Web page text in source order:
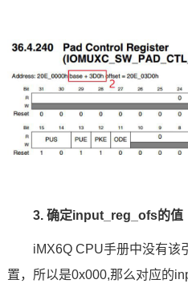
3. 确定input_reg_ofs的值
iMX6QCPU手册中没有该
置，所以是0x000,那么对应的